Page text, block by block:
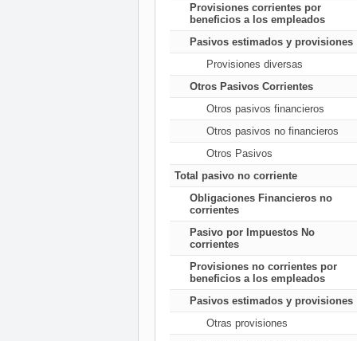
Provisiones corrientes por
beneficios a los empleados
Pasivos estimados y provisiones
Provisiones diversas
Otros Pasivos Corrientes
Otros pasivos financieros
Otros pasivos no financieros
Otros Pasivos
Total pasivo no corriente
Obligaciones Financieros no
corrientes
Pasivo por Impuestos No
corrientes
Provisiones no corrientes por
beneficios a los empleados
Pasivos estimados y provisiones
Otras provisiones